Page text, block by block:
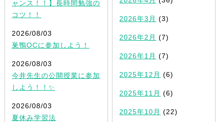
ャンス！！】長時間勉強の
コツ！！
2026/08/03
巣鴨OCに参加しよう！
2026/08/03
今井先生の公開授業に参加
しよう！！✨
2026/08/03
夏休み学習法
2026年3月 (3)
2026年2月 (7)
2026年1月 (7)
2025年12月 (6)
2025年11月 (6)
2025年10月 (22)